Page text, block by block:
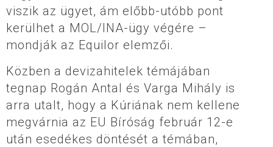
viszik az ügyet, ám előbb-utóbb pont
kerülhet a MOL/INA-ügy végére –
mondják az Equilor elemzői.
Közben a devizahitelek témájában
tegnap Rogán Antal és Varga Mihály is
arra utalt, hogy a Kúriának nem kellene
megvárnia az EU Bíróság február 12-e
után esedékes döntését a témában,